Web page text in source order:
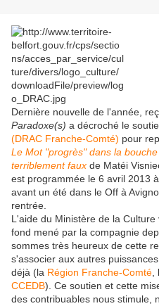
Dernière nouvelle de l'année,
Paradoxe(s) a décroché le
(DRAC Franche-Comté) pour
Le Mot "progrès" dans la
terriblement faux de Matéi
est programmée le 6 avril 2013
avant un été dans le Off à
rentrée.
L'aide du Ministère de la
fond mené par la compagnie
sommes très heureux de cette
s'associer aux autres
déjà (la Région Franche-Comté
CCEDB). Ce soutien et cette
des contribuables nous stimule,